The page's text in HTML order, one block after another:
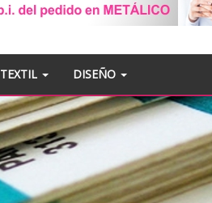
TEXTIL DISEÑO